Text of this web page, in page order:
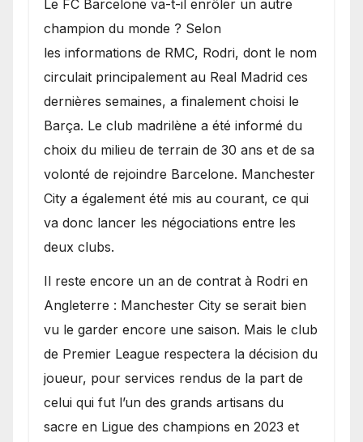
​Le FC Barcelone va-t-il enrôler un autre
champion du monde ? Selon
les informations de RMC, Rodri, dont le nom
circulait principalement au Real Madrid ces
dernières semaines, a finalement choisi le
Barça. Le club madrilène a été informé du
choix du milieu de terrain de 30 ans et de sa
volonté de rejoindre Barcelone. Manchester
City a également été mis au courant, ce qui
va donc lancer les négociations entre les
deux clubs.
​Il reste encore un an de contrat à Rodri en
Angleterre : Manchester City se serait bien
vu le garder encore une saison. Mais le club
de Premier League respectera la décision du
joueur, pour services rendus de la part de
celui qui fut l’un des grands artisans du
sacre en Ligue des champions en 2023 et